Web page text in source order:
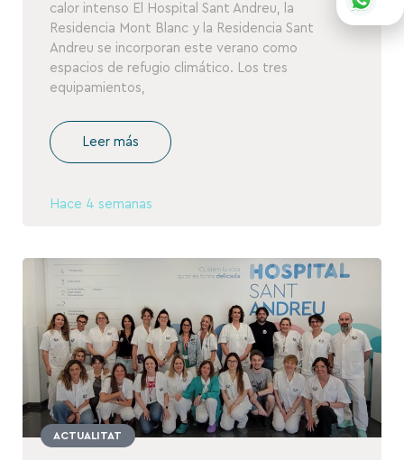
calor intenso El Hospital Sant Andreu, la
Residencia Mont Blanc y la Residencia Sant
Andreu se incorporan este verano como
espacios de refugio climático. Los tres
equipamientos,
Leer más
Hace 4 semanas
ACTUALITAT